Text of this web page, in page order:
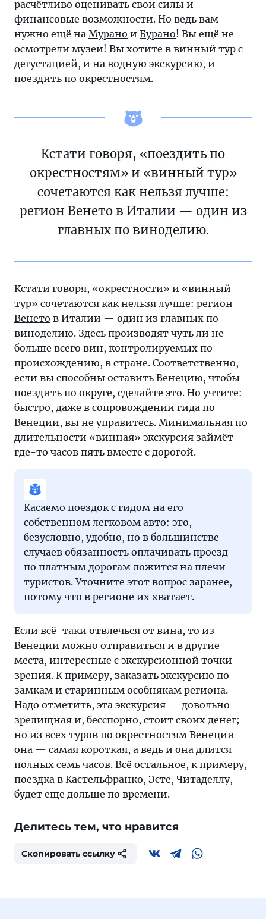
расчётливо оценивать свои силы и
финансовые возможности. Но ведь вам
нужно ещё на Мурано и Бурано! Вы ещё не
осмотрели музеи! Вы хотите в винный тур с
дегустацией, и на водную экскурсию, и
поездить по окрестностям.
Кстати говоря, «поездить по
окрестностям» и «винный тур»
сочетаются как нельзя лучше:
регион Венето в Италии — один из
главных по виноделию.
Кстати говоря, «окрестности» и «винный
тур» сочетаются как нельзя лучше: регион
Венето в Италии — один из главных по
виноделию. Здесь производят чуть ли не
больше всего вин, контролируемых по
происхождению, в стране. Соответственно,
если вы способны оставить Венецию, чтобы
поездить по округе, сделайте это. Но учтите:
быстро, даже в сопровождении гида по
Венеции, вы не управитесь. Минимальная по
длительности «винная» экскурсия займёт
где-то часов пять вместе с дорогой.
Касаемо поездок с гидом на его
собственном легковом авто: это,
безусловно, удобно, но в большинстве
случаев обязанность оплачивать проезд
по платным дорогам ложится на плечи
туристов. Уточните этот вопрос заранее,
потому что в регионе их хватает.
Если всё-таки отвлечься от вина, то из
Венеции можно отправиться и в другие
места, интересные с экскурсионной точки
зрения. К примеру, заказать экскурсию по
замкам и старинным особнякам региона.
Надо отметить, эта экскурсия — довольно
зрелищная и, бесспорно, стоит своих денег;
но из всех туров по окрестностям Венеции
она — самая короткая, а ведь и она длится
полных семь часов. Всё остальное, к примеру,
поездка в Кастельфранко, Эсте, Читаделлу,
будет еще дольше по времени.
Делитесь тем, что нравится
Скопировать ссылку